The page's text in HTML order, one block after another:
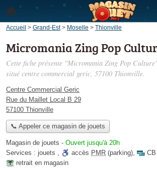
Accueil > Grand-Est> Moselle > Thionville
Micromania Zing Pop
Cette fiche présente "Micromania Zing Pop
situé centre commercial geric, 57100 Thionville.
Centre Commercial Geric
Rue du Maillet Local B 29
57100 Thionville
📞 Appeler ce magasin de jouets
Magasin de jouets - Ouvert jusqu'à 20h
Services : jouets , accès PMR (parking),
retrait en magasin